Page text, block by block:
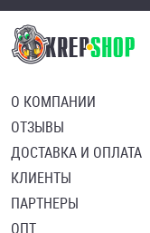
О КОМПАНИИ
ОТЗЫВЫ
ДОСТАВКА И ОПЛАТА
КЛИЕНТЫ
ПАРТНЕРЫ
ОПТ